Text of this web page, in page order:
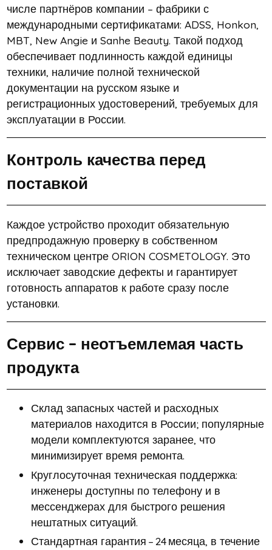
числе партнёров компании – фабрики с
международными сертификатами: ADSS, Honkon,
MBT, New Angie и Sanhe Beauty. Такой подход
обеспечивает подлинность каждой единицы
техники, наличие полной технической
документации на русском языке и
регистрационных удостоверений, требуемых для
эксплуатации в России.
Контроль качества перед
поставкой
Каждое устройство проходит обязательную
предпродажную проверку в собственном
техническом центре ORION COSMETOLOGY. Это
исключает заводские дефекты и гарантирует
готовность аппаратов к работе сразу после
установки.
Сервис – неотъемлемая часть
продукта
Склад запасных частей и расходных
материалов находится в России; популярные
модели комплектуются заранее, что
минимизирует время ремонта.
Круглосуточная техническая поддержка:
инженеры доступны по телефону и в
мессенджерах для быстрого решения
нештатных ситуаций.
Стандартная гарантия – 24 месяца, в течение